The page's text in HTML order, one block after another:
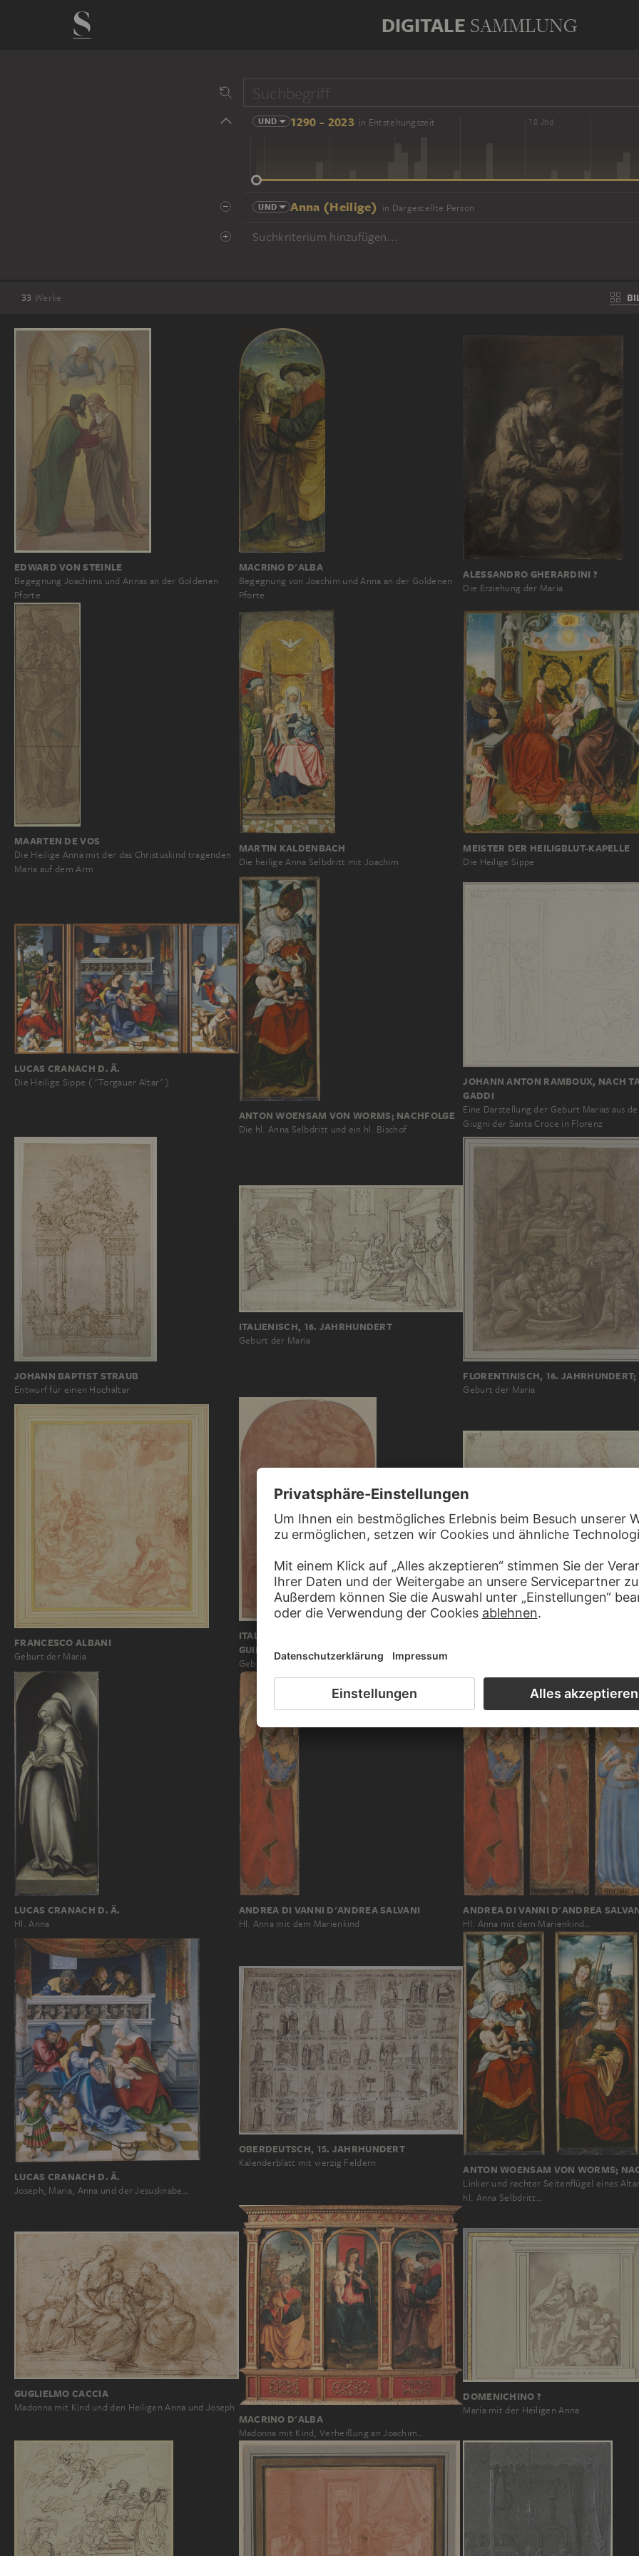
DIGITALE SAMMLUNG
UND 1290 - 2023 in Entstehungszeit
14 Jhd 16 Jhd 18 Jhd
UND Anna (Heilige) in Dargestellte Person
Suchkriterium hinzufügen...
33 Werke
EDWARD VON STEINLE
Begegnung Joachims und Annas an der Goldenen
Pforte
MACRINO D'ALBA
Begegnung von Joachim und Anna an der Goldenen
Pforte
ALESSANDRO GHERARDINI ?
Die Erziehung der Maria
MAARTEN DE VOS
Die Heilige Anna mit der das Christuskind tragenden
Maria auf dem Arm
MARTIN KALDENBACH
Die heilige Anna Selbdritt mit Joachim
MEISTER DER HEILIGBLUT-KAPELLE
Die Heilige Sippe
LUCAS CRANACH D. Ä.
Die Heilige Sippe ("Torgauer Altar")
ANTON WOENSAM VON WORMS; NACHFOLGE
Die hl. Anna Selbdritt und ein hl. Bischof
JOHANN ANTON RAMBOUX, NACH
GADDI
Eine Darstellung der Geburt Marias aus
Giugni der Santa Croce in Florenz
JOHANN BAPTIST STRAUB
Entwurf für einen Hochaltar
ITALIENISCH, 16. JAHRHUNDERT
Geburt der Maria
FLORENTINISCH, 16. JAHRHUNDERT;
Geburt der Maria
FRANCESCO ALBANI
Geburt der Maria
ITALIENISCH, 17. JAHRHUNDERT; ?, NACH
GUIDO RENI
Geburt Mariens
ANDREA DEL SARTO ?
Heilige Anna aus dem Wandfresco der
LUCAS CRANACH D. Ä.
Hl. Anna
ANDREA DI VANNI D'ANDREA SALVANI
Hl. Anna mit dem Marienkind
ANDREA DI VANNI D'ANDREA
Hl. Anna mit dem Marienkind…
LUCAS CRANACH D. Ä.
Joseph, Maria, Anna und der Jesusknabe…
OBERDEUTSCH, 15. JAHRHUNDERT
Kalenderblatt mit vierzig Feldern
ANTON WOENSAM VON WORMS;
Linker und rechter Seitenflügel eines
hl. Anna Selbdritt…
GUGLIELMO CACCIA
Madonna mit Kind und den Heiligen Anna und Joseph
MACRINO D'ALBA
Madonna mit Kind, Verheißung an Joachim…
DOMENICHINO ?
Maria mit der Heiligen Anna